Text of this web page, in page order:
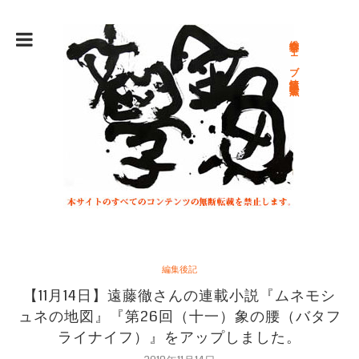
総合文学ウェブ情報誌 文学金魚
編集後記
【11月14日】遠藤徹さんの連載小説『ムネモシ
ュネの地図』『第26回（十一）象の腰（バタフ
ライナイフ）』をアップしました。